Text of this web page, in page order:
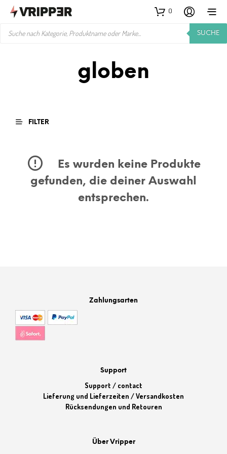
0
PRODUCTS
SUCHE
globen
FILTER
Es wurden keine Produkte
gefunden, die deiner Auswahl
entsprechen.
Zahlungsarten
Support
Support / contact
Lieferung und Lieferzeiten / Versandkosten
Rücksendungen und Retouren
Über Vripper